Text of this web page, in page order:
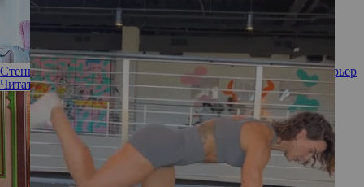
Стены не помогают: 8 вещей. которые дешевят любой интерьер
Читать полностью